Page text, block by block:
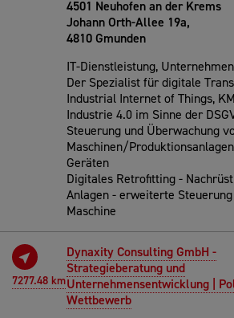
4501 Neuhofen an der Krems
Johann Orth-Allee 19a,
4810 Gmunden
IT-Dienstleistung,
Der Spezialist für digitale
Industrial Internet of Things,
Industrie 4.0 im Sinne der
Steuerung und Überwachung
Maschinen/
Geräten
Digitales Retrofitting -
Anlagen - erweiterte
Maschine
7277.48 km
Dynaxity Consulting GmbH -
Strategieberatung und
Unternehmensentwicklung |
Wettbewerb